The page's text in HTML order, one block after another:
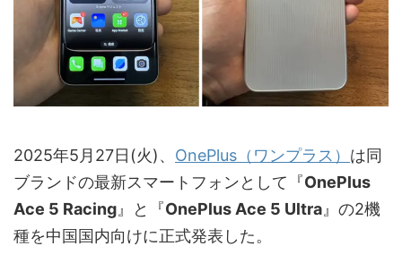
2025年5月27日(火)、 OnePlus（ワンプラス） は同
ブランドの最新スマートフォンとして『OnePlus
Ace 5 Racing』と『OnePlus Ace 5 Ultra』の2機
種を中国国内向けに正式発表した。